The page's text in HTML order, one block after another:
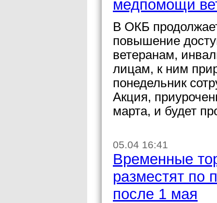
медпомощи
В ОКБ
повышение
ветеранам,
лицам, к ним
понедельник
Акция,
марта, и будет
05.04 16:41
Временные
разместят по
после 1 мая